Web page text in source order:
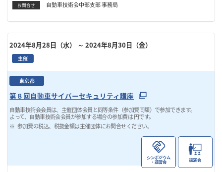
お問合せ 自動車技術会中部支部 事務局
2024年8月28日（水） ～ 2024年8月30日（金）
主催
東京都
第８回自動車サイバーセキュリティ講座
自動車技術会会員は、主催団体会員と同等条件（参加費同額）で参加できます。
よって、自動車技術会会員が参加する場合の参加費は 円です。
参加費の税込、税抜金額は主催団体にお問合せください。
シンポジウム
・講習会 講演会